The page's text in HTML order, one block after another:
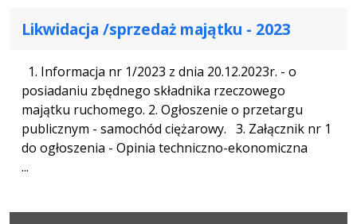
Likwidacja /sprzedaż majątku - 2023
1. Informacja nr 1/2023 z dnia 20.12.2023r. - o
posiadaniu zbędnego składnika rzeczowego
majątku ruchomego. 2. Ogłoszenie o przetargu
publicznym - samochód ciężarowy. 3. Załącznik nr 1
do ogłoszenia - Opinia techniczno-ekonomiczna
...